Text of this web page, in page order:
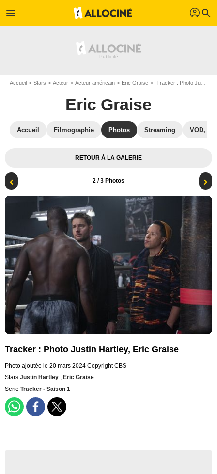
menu profil search
Accueil Stars Acteur Acteur américain Eric Graise Tracker : Photo Justin Hartley, Eric Graise
Eric Graise
Accueil Filmographie Photos Streaming VOD,
RETOUR À LA GALERIE
2 / 3 Photos
Tracker : Photo Justin Hartley, Eric Graise
Photo ajoutée le 20 mars 2024 Copyright CBS
Stars Justin Hartley , Eric Graise
Serie Tracker - Saison 1